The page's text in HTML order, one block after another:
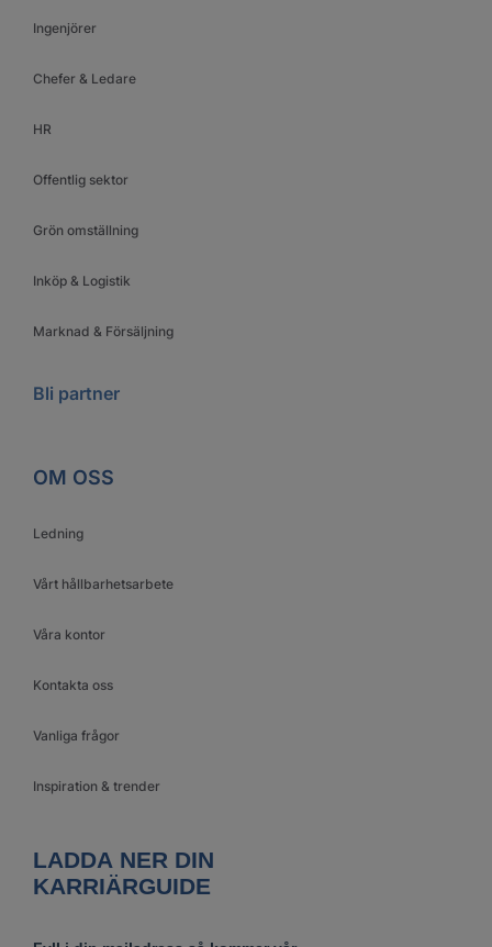
Ingenjörer
Chefer & Ledare
HR
Offentlig sektor
Grön omställning
Inköp & Logistik
Marknad & Försäljning
Bli partner
OM OSS
Ledning
Vårt hållbarhetsarbete
Våra kontor
Kontakta oss
Vanliga frågor
Inspiration & trender